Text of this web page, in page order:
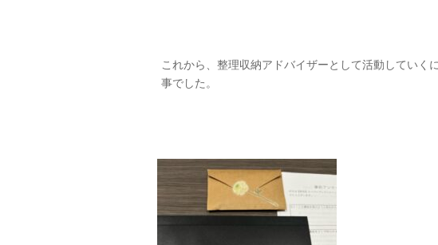
これから、整理収納アドバイザーとして活動していく
事でした。